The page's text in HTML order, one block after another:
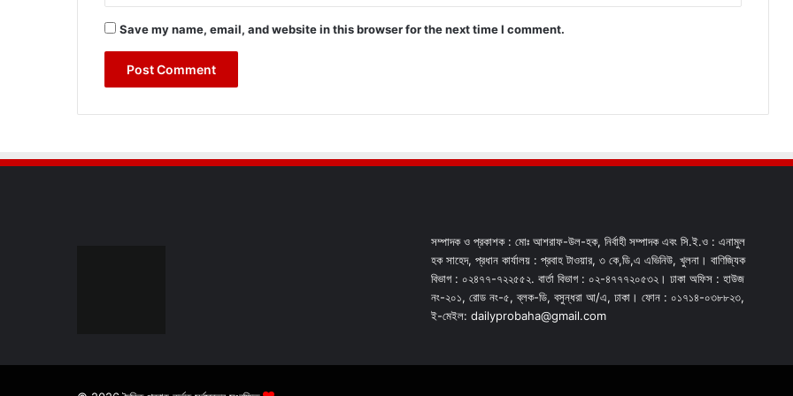
Save my name, email, and website in this browser for the next time I comment.
সম্পাদক ও প্রকাশক : মোঃ আশরাফ-উল-হক, নির্বাহী সম্পাদক এবং সি.ই.ও : এনামুল
হক সাহেদ, প্রধান কার্যালয় : প্রবাহ টাওয়ার, ৩ কে,ডি,এ এভিনিউ, খুলনা। বাণিজ্যিক
বিভাগ : ০২৪৭৭-৭২২৫৫২. বার্তা বিভাগ : ০২-৪৭৭৭২০৫৩২। ঢাকা অফিস : হাউজ
নং-২০১, রোড নং-৫, ব্লক-ডি, বসুন্ধরা আ/এ, ঢাকা। ফোন : ০১৭১৪-০৩৮৮২৩,
ই-মেইল: dailyprobaha@gmail.com